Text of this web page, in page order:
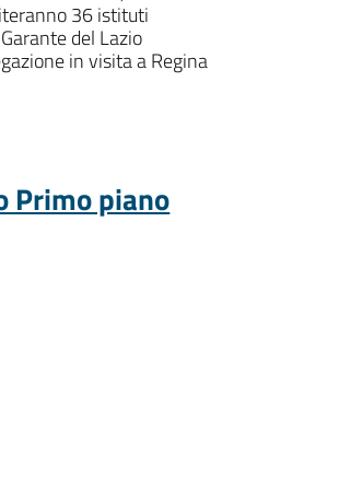
36 istituti
del Lazio
in visita a Regina
Primo piano